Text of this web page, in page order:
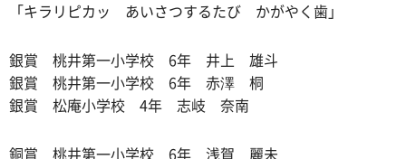
「キラリピカッ あいさつするたび かがやく歯」
銀賞 桃井第一小学校 6年 井上 雄斗
銀賞 桃井第一小学校 6年 赤澤 桐
銀賞 松庵小学校 4年 志岐 奈南
銅賞 桃井第一小学校 6年 浅賀 麗未